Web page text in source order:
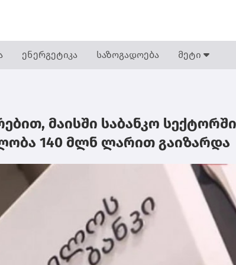
ენერგეტიკა საზოგადოება მეტი
მაისში საბანკო სექტორში
140 მლნ ლარით გაიზარდა